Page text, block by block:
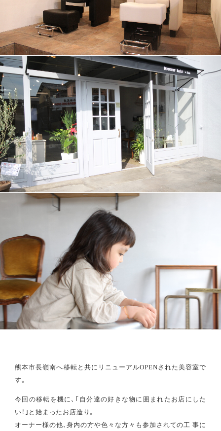
熊本市長嶺南へ移転と共にリニューアルOPENされた美容室で
す。
今回の移転を機に、｢自分達の好きな物に囲まれたお店にした
い！｣と始まったお店造り。
オーナー様の他、身内の方や色々な方々も参加されての工 事に